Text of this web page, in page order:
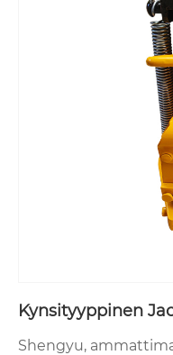
Kynsityyppinen
Shengyu,